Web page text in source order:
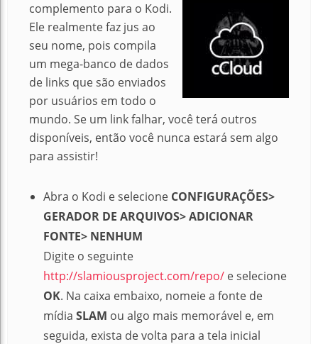
complemento para o Kodi.
Ele realmente faz jus ao
seu nome, pois compila
um mega-banco de dados
de links que são enviados
por usuários em todo o
mundo. Se um link falhar, você terá outros
disponíveis, então você nunca estará sem algo
para assistir!
Abra o Kodi e selecione CONFIGURAÇÕES>
GERADOR DE ARQUIVOS> ADICIONAR
FONTE> NENHUM
Digite o seguinte
http://slamiousproject.com/repo/ e selecione
OK. Na caixa embaixo, nomeie a fonte de
mídia SLAM ou algo mais memorável e, em
seguida, exista de volta para a tela inicial